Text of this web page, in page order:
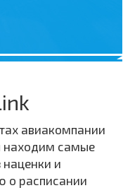
авиакомпании
находим самые
и
о расписании